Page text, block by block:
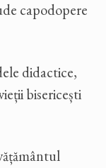
capodopere
didactice,
bisericești